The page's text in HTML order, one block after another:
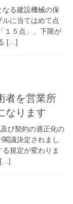
る建設機械の保
に当てはめて点
１５点」、下限が
[…]
者を営業所
なります
び契約の適正化の
議決定されまし
規定が変わりま
[…]